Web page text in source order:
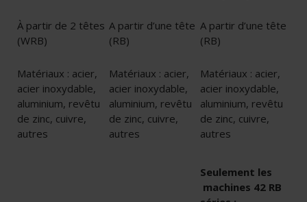
À partir de 2 têtes
(WRB)
A partir d’une tête
(RB)
A partir d’une tête
(RB)
Matériaux : acier,
acier inoxydable,
aluminium, revêtu
de zinc, cuivre,
autres
Matériaux : acier,
acier inoxydable,
aluminium, revêtu
de zinc, cuivre,
autres
Matériaux : acier,
acier inoxydable,
aluminium, revêtu
de zinc, cuivre,
autres
Seulement les
machines 42 RB